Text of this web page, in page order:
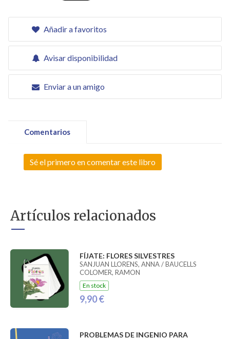
Añadir a favoritos
Avisar disponibilidad
Enviar a un amigo
Comentarios
Sé el primero en comentar este libro
Artículos relacionados
FÍJATE: FLORES SILVESTRES
SANJUAN LLORENS, ANNA / BAUCELLS
COLOMER, RAMON
En stock
9,90 €
PROBLEMAS DE INGENIO PARA